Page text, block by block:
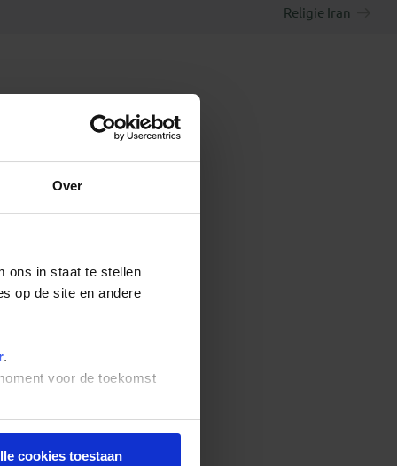
Over
ons in staat te stellen
op de site en andere
.
voor de toekomst
cookies toestaan
Religie Iran